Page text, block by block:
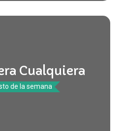
Cualquiera
de la semana